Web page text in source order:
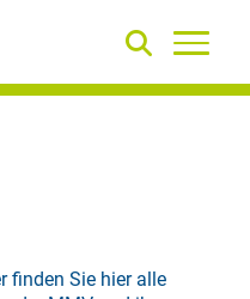
finden Sie hier alle